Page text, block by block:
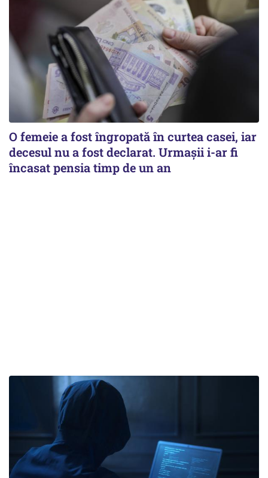
O femeie a fost îngropată în curtea casei, iar
decesul nu a fost declarat. Urmașii i-ar fi
încasat pensia timp de un an